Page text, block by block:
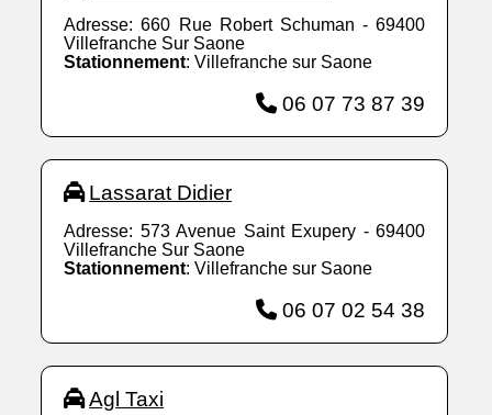
Adresse: 660 Rue Robert Schuman - 69400
Villefranche Sur Saone
Stationnement: Villefranche sur Saone
06 07 73 87 39
Lassarat Didier
Adresse: 573 Avenue Saint Exupery - 69400
Villefranche Sur Saone
Stationnement: Villefranche sur Saone
06 07 02 54 38
Agl Taxi